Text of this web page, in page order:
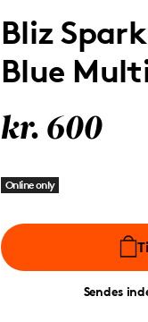
Bliz
Blue
kr. 600
Online only
Sendes